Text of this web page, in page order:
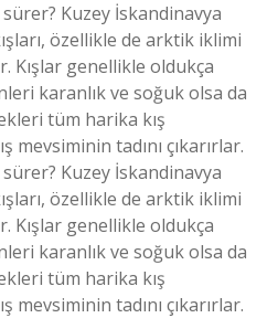
Kuzey İskandinavya
özellikle de arktik iklimi
Kışlar genellikle oldukça
karanlık ve soğuk olsa da
tüm harika kış
mevsiminin tadını çıkarırlar.
Kuzey İskandinavya
özellikle de arktik iklimi
Kışlar genellikle oldukça
karanlık ve soğuk olsa da
tüm harika kış
mevsiminin tadını çıkarırlar.